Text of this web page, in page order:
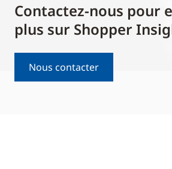
Contactez-nous pour
plus sur Shopper
Nous contacter